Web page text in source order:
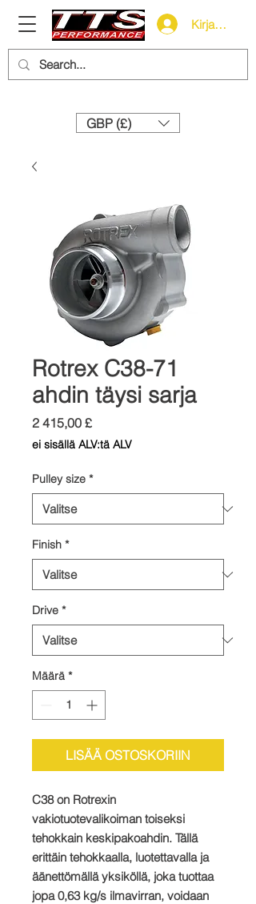
Kirjaudu
GBP (£)
Rotrex C38-71
ahdin täysi sarja
2 415,00 £Hinta
ei sisällä ALV:tä ALV
Pulley size *
Finish *
Drive *
Määrä *
LISÄÄ OSTOSKORIIN
C38 on Rotrexin
vakiotuotevalikoiman toiseksi
tehokkain keskipakoahdin. Tällä
erittäin tehokkaalla, luotettavalla ja
äänettömällä yksiköllä, joka tuottaa
jopa 0,63 kg/s ilmavirran, voidaan